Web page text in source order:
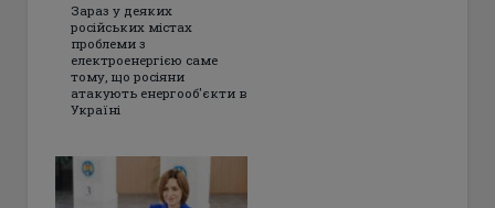
Зараз у деяких
російських містах
проблеми з
електроенергією саме
тому, що росіяни
атакують енергооб'єкти в
Україні